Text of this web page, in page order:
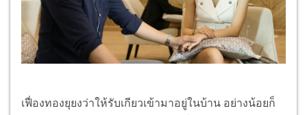
เฟื่องทองยุยงว่าให้รับเกียวเข้ามาอยู่ในบ้าน อย่างน้อยก็